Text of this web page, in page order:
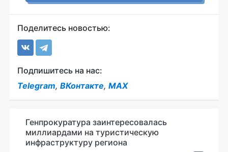
Поделитесь новостью:
Подпишитесь на нас:
Telegram, ВКонтакте, MAX
Генпрокуратура заинтересовалась
миллиардами на туристическую
инфраструктуру региона